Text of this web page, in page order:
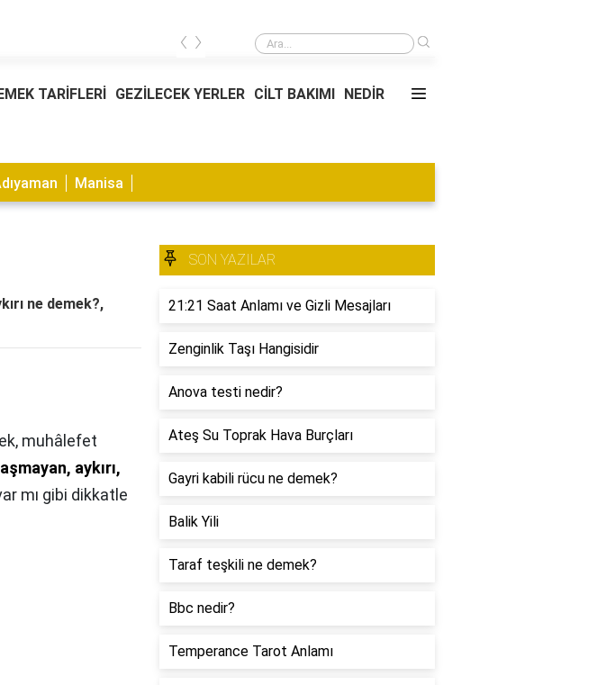
Deterjan çeşitleri nelerdir?
‹ ›
TARİFLERİ GEZİLECEK YERLER CİLT BAKIMI NEDİR
Manisa
ne demek?,
aykırı,
mı gibi dikkatle
SON YAZILAR
21:21 Saat Anlamı ve Gizli Mesajları
Zenginlik Taşı Hangisidir
Anova testi nedir?
Ateş Su Toprak Hava Burçları
Gayri kabili rücu ne demek?
Balik Yili
Taraf teşkili ne demek?
Bbc nedir?
Temperance Tarot Anlamı